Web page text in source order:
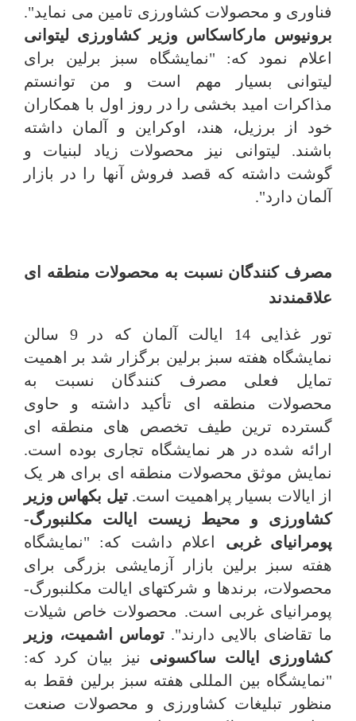
فناوری و محصولات کشاورزی تامین می نماید".
برونیوس مارکاسکاس وزیر کشاورزی لیتوانی
اعلام نمود که: "نمایشگاه سبز برلین برای
لیتوانی بسیار مهم است و من توانستم
مذاکرات امید بخشی را در روز اول با همکاران
خود از برزیل، هند، اوکراین و آلمان داشته
باشند. لیتوانی نیز محصولات زیاد لبنیات و
گوشت داشته که قصد فروش آنها را در بازار
آلمان دارد".
مصرف کنندگان نسبت به محصولات منطقه ای
علاقمندند
تور غذایی 14 ایالت آلمان که در 9 سالن
نمایشگاه هفته سبز برلین برگزار شد بر اهمیت
تمایل فعلی مصرف کنندگان نسبت به
محصولات منطقه ای تأکید داشته و حاوی
گسترده ترین طیف تخصص های منطقه ای
ارائه شده در هر نمایشگاه تجاری بوده است.
نمایش موثق محصولات منطقه ای برای هر یک
از ایالات بسیار پراهمیت است.تیل بکهاس وزیر
کشاورزی و محیط زیست ایالت مکلنبورگ-
پومرانیای غربی
اعلام داشت که: "نمایشگاه
هفته سبز برلین بازار آزمایشی بزرگی برای
محصولات، برندها و شرکتهای ایالت مکلنبورگ-
پومرانیای غربی است. محصولات خاص شیلات
ما تقاضای بالایی دارند". توماس اشمیت، وزیر
کشاورزی ایالت ساکسونی نیز بیان کرد که:
"نمایشگاه بین المللی هفته سبز برلین فقط به
منظور تبلیغات کشاورزی و محصولات صنعت